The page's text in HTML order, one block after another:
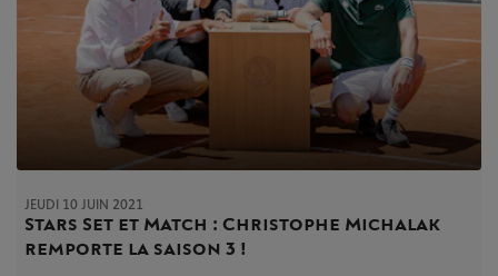
JEUDI 10 JUIN 2021
Stars Set et Match : Christophe Michalak
remporte la saison 3 !